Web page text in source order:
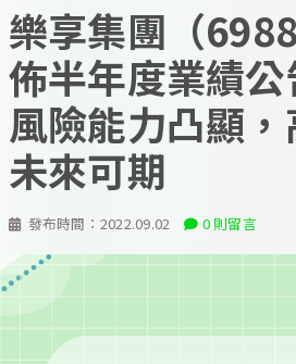
發布時間： 2022.09.02 0 則留言
樂享集團（
佈半年度業績
風險能力凸顯
未來可期